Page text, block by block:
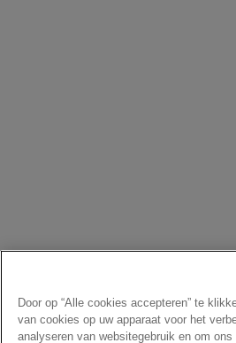
Door op “Alle cookies accepteren” te
van cookies op uw apparaat voor het
analyseren van websitegebruik en om